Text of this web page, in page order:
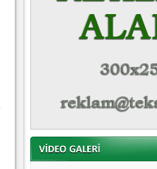
Hoş geldin Göktuğ
Teksas.org ekibimizden
Teksas tribünlerinden
Hoş geldin Kerem
Tribünlerimizden Mesut